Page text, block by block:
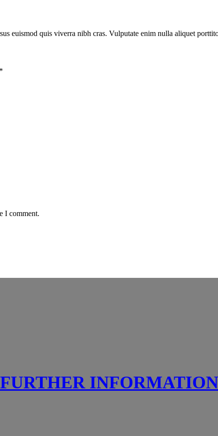
euismod quis viverra nibh cras. Vulputate enim nulla aliquet
I comment.
FURTHER INFORMATION